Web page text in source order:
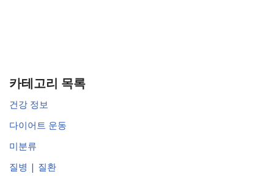
카테고리 목록
건강 정보
다이어트 운동
미분류
질병 | 질환